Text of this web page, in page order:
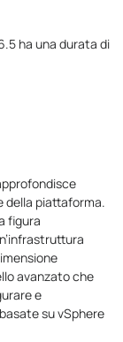
ha una durata di
della piattaforma.
figura
avanzato che
e
su vSphere